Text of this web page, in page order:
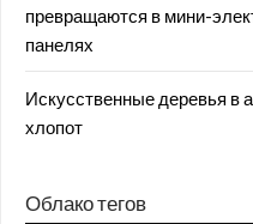
превращаются в мини-
панелях
Искусственные деревья в
хлопот
Облако тегов